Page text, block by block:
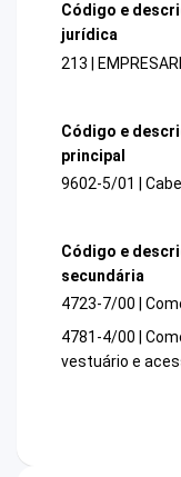
Código e
jurídica
213 |
Código e
principal
9602-5/01 |
Código e
secundária
4723-7/00 |
4781-4/00 |
vestuário e